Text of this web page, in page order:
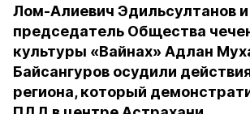
Лом-Алиевич Эдильсултанов и
председатель Общества
культуры «Вайнах» Адлан
Байсангуров осудили
региона, который